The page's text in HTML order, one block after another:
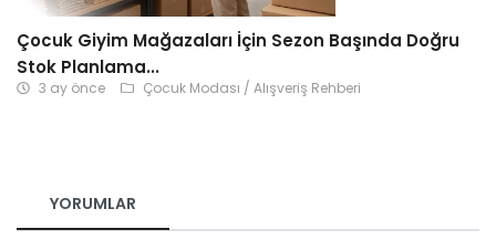
Çocuk Giyim Mağazaları İçin Sezon Başında Doğru
Stok Planlama...
3 ay önce Çocuk Modası / Alışveriş Rehberi
YORUMLAR